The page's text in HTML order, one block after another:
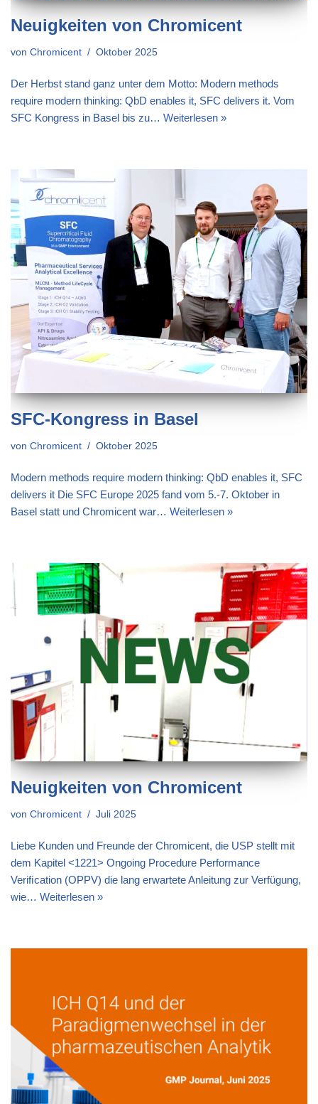
Neuigkeiten von Chromicent
von Chromicent Oktober 2025
Der Herbst stand ganz unter dem Motto: Modern methods
require modern thinking: QbD enables it, SFC delivers it. Vom
SFC Kongress in Basel bis zu… Weiterlesen »
SFC-Kongress in Basel
von Chromicent Oktober 2025
Modern methods require modern thinking: QbD enables it, SFC
delivers it Die SFC Europe 2025 fand vom 5.-7. Oktober in
Basel statt und Chromicent war… Weiterlesen »
Neuigkeiten von Chromicent
von Chromicent Juli 2025
Liebe Kunden und Freunde der Chromicent, die USP stellt mit
dem Kapitel <1221> Ongoing Procedure Performance
Veriﬁcation (OPPV) die lang erwartete Anleitung zur Verfügung,
wie… Weiterlesen »